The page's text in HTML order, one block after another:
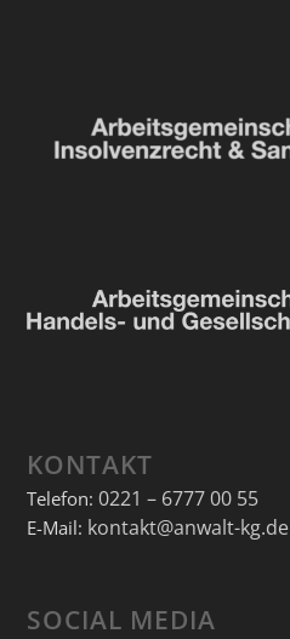
KONTAKT
Telefon: 0221 – 6777 00 55
E-Mail: kontakt@anwalt-kg.de
SOCIAL MEDIA